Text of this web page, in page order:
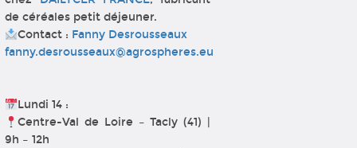
de céréales petit déjeuner.
Contact : Fanny Desrousseaux
fanny.desrousseaux@agrospheres.eu
Lundi 14 :
Centre-Val de Loire – Tacly (41) |
9h – 12h